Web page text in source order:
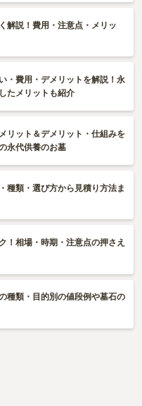
解説！費用・注意点・メリッ
・費用・デメリットを解説！永
たメリットも紹介
リット＆デメリット・仕組みを
永代供養のお墓
種類・選び方から見積り方法ま
！相場・時期・注意点の押さえ
種類・目的別の値段例や墓石の